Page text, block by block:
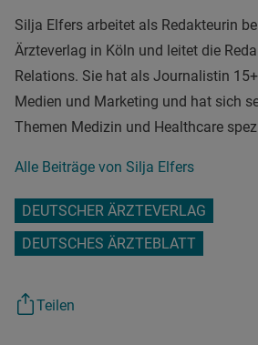
Silja Elfers arbeitet als Redakteurin
Ärzteverlag in Köln und leitet die
Relations. Sie hat als Journalistin
Medien und Marketing und hat sich
Themen Medizin und Healthcare
Alle Beiträge von Silja Elfers
DEUTSCHER ÄRZTEVERLAG
DEUTSCHES ÄRZTEBLATT
Teilen